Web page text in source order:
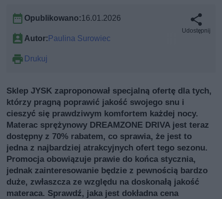
Opublikowano:16.01.2026
Autor:Paulina Surowiec
Drukuj
Udostępnij
Sklep JYSK zaproponował specjalną ofertę dla tych,
którzy pragną poprawić jakość swojego snu i
cieszyć się prawdziwym komfortem każdej nocy.
Materac sprężynowy DREAMZONE DRIVA jest teraz
dostępny z 70% rabatem, co sprawia, że jest to
jedna z najbardziej atrakcyjnych ofert tego sezonu.
Promocja obowiązuje prawie do końca stycznia,
jednak zainteresowanie będzie z pewnością bardzo
duże, zwłaszcza ze względu na doskonałą jakość
materaca. Sprawdź, jaka jest dokładna cena